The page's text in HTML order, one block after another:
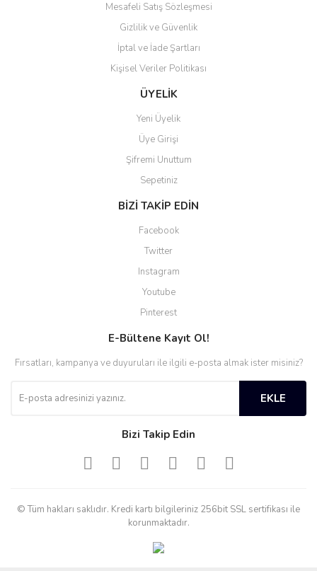
Gönder
Mesafeli Satış Sözleşmesi
Gizlilik ve Güvenlik
İptal ve İade Şartları
Kişisel Veriler Politikası
ÜYELİK
Yeni Üyelik
Üye Girişi
Şifremi Unuttum
Sepetiniz
BİZİ TAKİP EDİN
Facebook
Twitter
Instagram
Youtube
Pinterest
E-Bültene Kayıt Ol!
Fırsatları, kampanya ve duyuruları ile ilgili e-posta almak ister misiniz?
EKLE
Bizi Takip Edin
© Tüm hakları saklıdır. Kredi kartı bilgileriniz 256bit SSL sertifikası ile
korunmaktadır.